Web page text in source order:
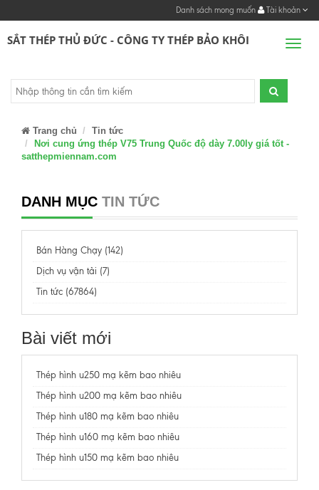
Danh sách mong muốn Tài khoản
SẮT THÉP THỦ ĐỨC - CÔNG TY THÉP BẢO KHÔI
Trang chủ
Tin tức
Nơi cung ứng thép V75 Trung Quốc độ dày 7.00ly giá tốt -
satthepmiennam.com
DANH MỤC TIN TỨC
Bán Hàng Chạy (142)
Dịch vụ vận tải (7)
Tin tức (67864)
Bài viết mới
Thép hình u250 mạ kẽm bao nhiêu
Thép hình u200 mạ kẽm bao nhiêu
Thép hình u180 mạ kẽm bao nhiêu
Thép hình u160 mạ kẽm bao nhiêu
Thép hình u150 mạ kẽm bao nhiêu